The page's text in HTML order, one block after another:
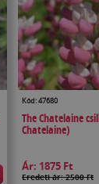
Kód: 47680
The Chatelaine
Chatelaine)
Ár: 1875 Ft
Eredeti ár: 2500 Ft